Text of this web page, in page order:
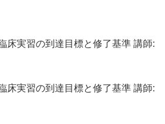
床実習の到達目標と修了基準 講師:
床実習の到達目標と修了基準 講師: